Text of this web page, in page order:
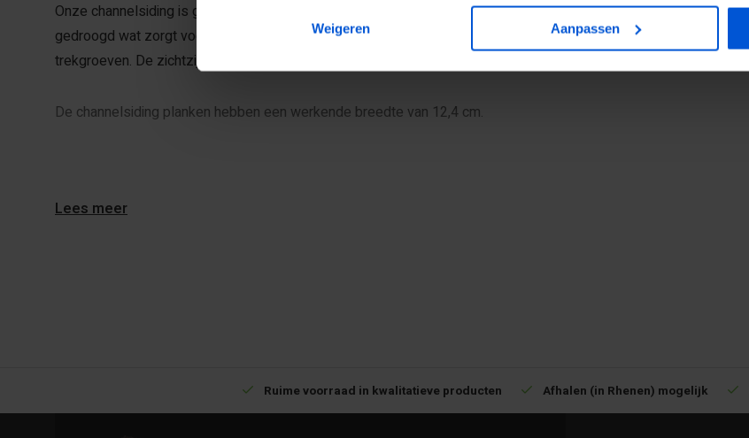
Weigeren Aanpassen
Onze channelsiding is geproduceerd van onbehandeld, kernvrij Douglas hout. Ze zijn
gedroogd wat zorgt voor minimale werking. De achterzijde is geschaafd, voorzien van 2
trekgroeven. De zichtzijde is mooi fijnbezaagd wat zorgt voor een natuurlijk aanzicht.
De channelsiding planken hebben een werkende breedte van 12,4 cm.
Download Productveiligheid en contactgegevens TABS
Lees meer
Ruime voorraad in kwalitatieve producten Afhalen (in Rhenen) mogelijk